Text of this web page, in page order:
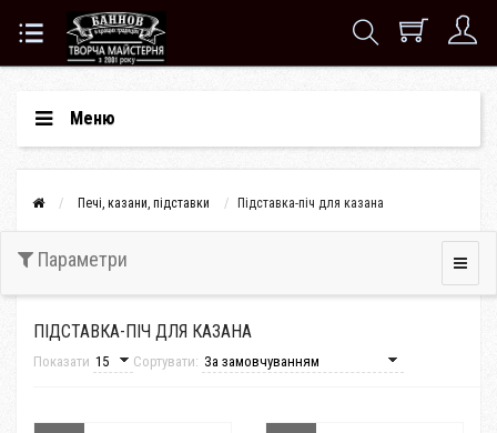
Меню
Печі, казани, підставки Підставка-піч для казана
Параметри
ПІДСТАВКА-ПІЧ ДЛЯ КАЗАНА
Показати Сортувати: